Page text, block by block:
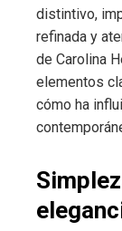
distintivo,
refinada y
de Carolina
elementos
cómo ha